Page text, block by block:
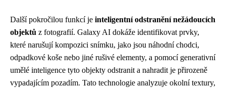
Další pokročilou funkcí je inteligentní odstranění nežádoucích
objektů z fotografií. Galaxy AI dokáže identifikovat prvky,
které narušují kompozici snímku, jako jsou náhodní chodci,
odpadkové koše nebo jiné rušivé elementy, a pomocí generativní
umělé inteligence tyto objekty odstranit a nahradit je přirozeně
vypadajícím pozadím. Tato technologie analyzuje okolní textury,